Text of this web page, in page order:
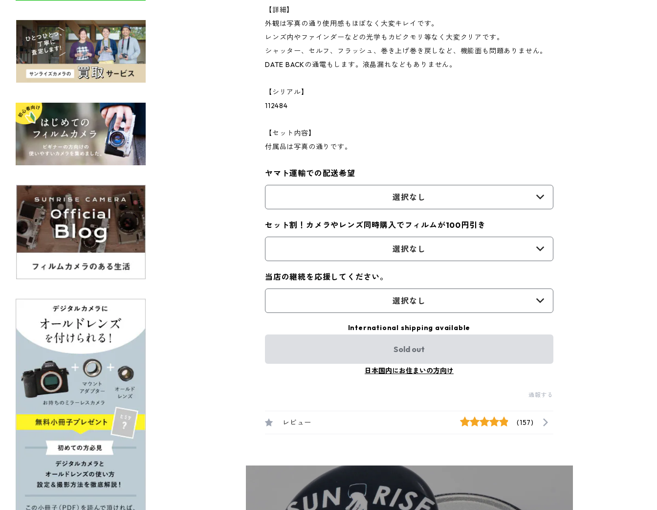
【詳細】
外観は写真の通り使用感もほぼなく大変キレイです。
レンズ内やファインダーなどの光学もカビクモリ等なく大変クリアです。
シャッター、セルフ、フラッシュ、巻き上げ巻き戻しなど、機能面も問題ありません。
DATE BACKの通電もします。液晶漏れなどもありません。
【シリアル】
112484
【セット内容】
付属品は写真の通りです。
ヤマト運輸での配送希望
選択なし
セット割！カメラやレンズ同時購入でフィルムが100円引き
選択なし
当店の継続を応援してください。
選択なし
International shipping available
Sold out
日本国内にお住まいの方向け
通報する
レビュー (157)
TAMRON（タムロン）
K&F（ケーアンドエフ）
その他